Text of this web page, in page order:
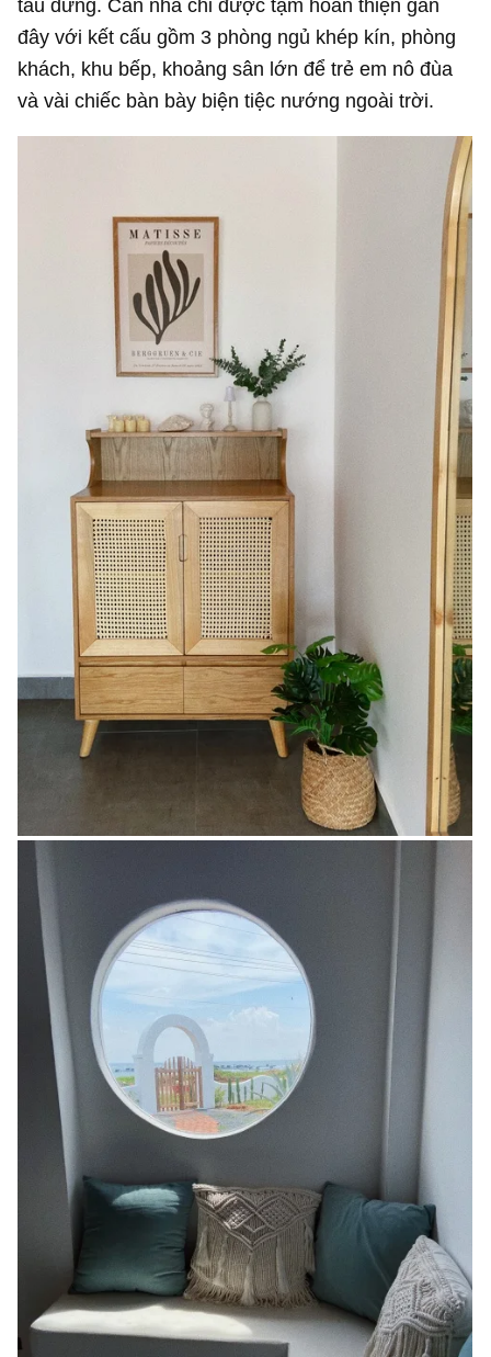
tàu dừng. Căn nhà chỉ được tạm hoàn thiện gần
đây với kết cấu gồm 3 phòng ngủ khép kín, phòng
khách, khu bếp, khoảng sân lớn để trẻ em nô đùa
và vài chiếc bàn bày biện tiệc nướng ngoài trời.